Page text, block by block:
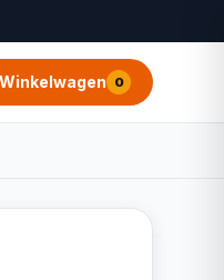
Winkelwagen 0